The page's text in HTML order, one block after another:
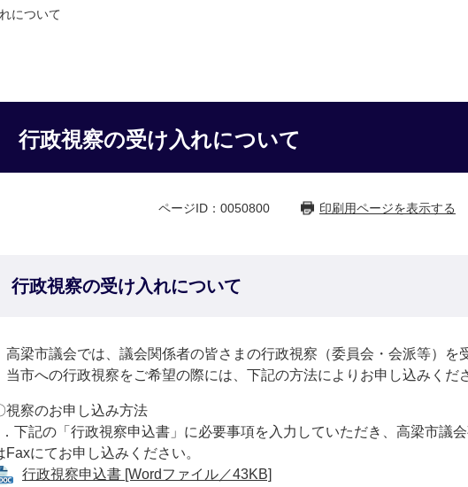
について
行政視察の受け入れについて
ページID：0050800 印刷用ページを表示する
行政視察の受け入れについて
高梁市議会では、議会関係者の皆さまの行政視察（委員会・会派等）を
当市への行政視察をご希望の際には、下記の方法によりお申し込みくだ
視察のお申し込み方法
下記の「行政視察申込書」に必要事項を入力していただき、高梁市議
Faxにてお申し込みください。
行政視察申込書 [Wordファイル／43KB]